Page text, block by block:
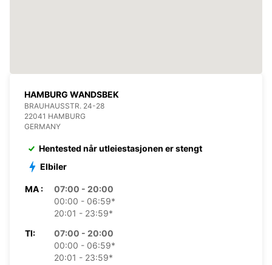
HAMBURG WANDSBEK
BRAUHAUSSTR. 24-28
22041 HAMBURG
GERMANY
Hentested når utleiestasjonen er stengt
Elbiler
MA :
07:00 - 20:00
00:00 - 06:59*
20:01 - 23:59*
TI:
07:00 - 20:00
00:00 - 06:59*
20:01 - 23:59*